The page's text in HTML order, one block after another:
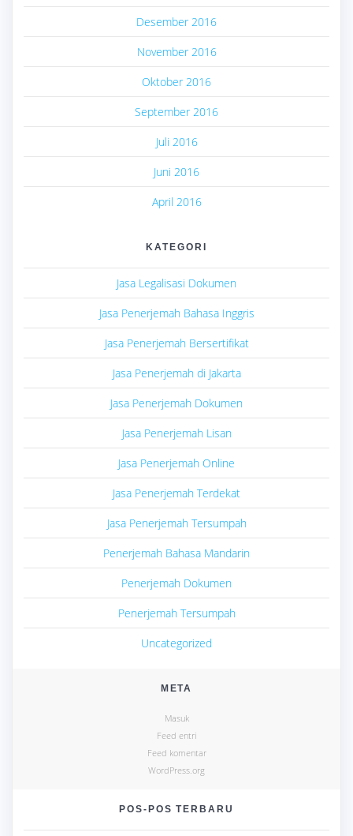
Desember 2016
November 2016
Oktober 2016
September 2016
Juli 2016
Juni 2016
April 2016
KATEGORI
Jasa Legalisasi Dokumen
Jasa Penerjemah Bahasa Inggris
Jasa Penerjemah Bersertifikat
Jasa Penerjemah di Jakarta
Jasa Penerjemah Dokumen
Jasa Penerjemah Lisan
Jasa Penerjemah Online
Jasa Penerjemah Terdekat
Jasa Penerjemah Tersumpah
Penerjemah Bahasa Mandarin
Penerjemah Dokumen
Penerjemah Tersumpah
Uncategorized
META
Masuk
Feed entri
Feed komentar
WordPress.org
POS-POS TERBARU